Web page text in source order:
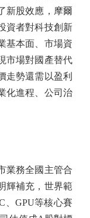
新股效應，摩爾
資者對科技創新
基本面、市場資
市場對國產替代
走勢還需以盈利
化進程、公司治
務全國主管合
輝補充，世界範
、GPU等核心賽